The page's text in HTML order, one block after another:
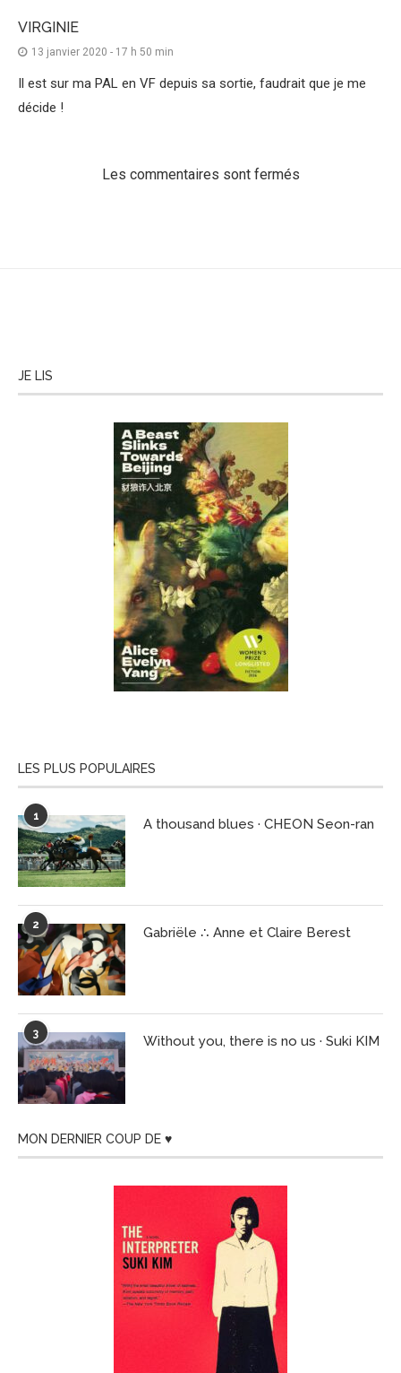
VIRGINIE
13 janvier 2020 - 17 h 50 min
Il est sur ma PAL en VF depuis sa sortie, faudrait que je me
décide !
Les commentaires sont fermés
JE LIS
LES PLUS POPULAIRES
1 A thousand blues · CHEON Seon-ran
2 Gabriële ∴ Anne et Claire Berest
3 Without you, there is no us · Suki KIM
MON DERNIER COUP DE ♥